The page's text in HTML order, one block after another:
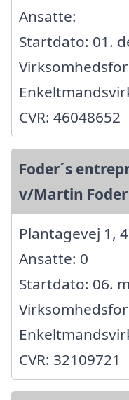
Ansatte:
Startdato: 01.
CVR: 46048652
Foder´s
v/Martin Foder
Plantagevej 1,
Ansatte: 0
Startdato: 06.
CVR: 32109721